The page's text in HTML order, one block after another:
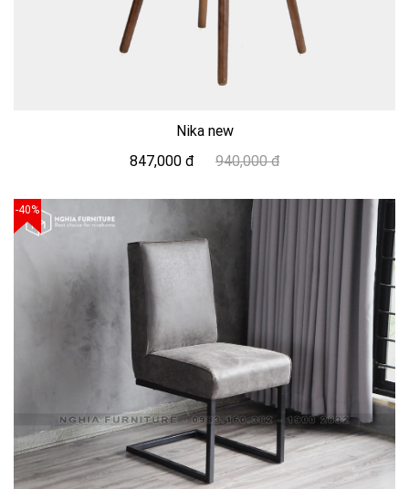
Nika new
847,000 đ
940,000 đ
-40%